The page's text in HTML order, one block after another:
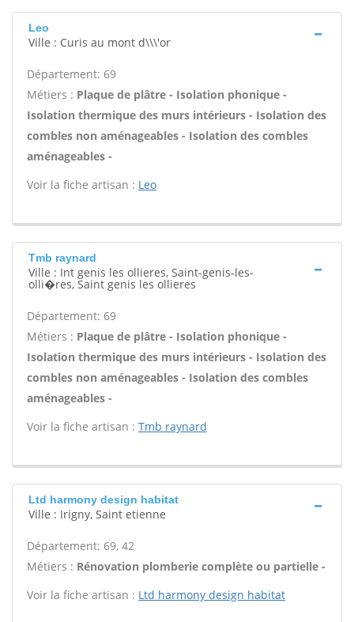
Leo
Ville : Curis au mont d\\\'or
Département: 69
Métiers : Plaque de plâtre - Isolation phonique -
Isolation thermique des murs intérieurs - Isolation des
combles non aménageables - Isolation des combles
aménageables -
Voir la fiche artisan : Leo
Tmb raynard
Ville : Int genis les ollieres, Saint-genis-les-
olli�res, Saint genis les ollieres
Département: 69
Métiers : Plaque de plâtre - Isolation phonique -
Isolation thermique des murs intérieurs - Isolation des
combles non aménageables - Isolation des combles
aménageables -
Voir la fiche artisan : Tmb raynard
Ltd harmony design habitat
Ville : Irigny, Saint etienne
Département: 69, 42
Métiers : Rénovation plomberie complète ou partielle -
Voir la fiche artisan : Ltd harmony design habitat